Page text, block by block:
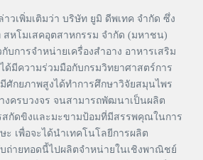
าวเพิ่มเติมว่า บริษัท ยูมิ ดีพเทค จำกัด ซึ่ง
สหโมเสคอุตสาหกรรม จำกัด (มหาชน)
บการจำหน่ายเครื่องสำอาง อาหารเสริม
มีความร่วมมือกับกรมวิทยาศาสตร์การ
ศักยภาพสูงได้ทำการศึกษาวิจัยสมุนไพร
งครบวงจร จนสามารถพัฒนาเป็นผลิต
กัดขิงและมะขามป้อมที่มีสรรพคุณในการ
ะ เพื่อจะได้นำเทคโนโลยีการผลิต
ถ่ายทอดนี้ไปผลิตจำหน่ายในเชิงพาณิชย์